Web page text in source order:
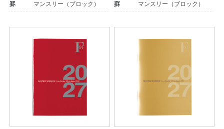
公式アカウント
日本ノート
罫 マンスリー（ブロック） 罫 マンスリー（ブロック）